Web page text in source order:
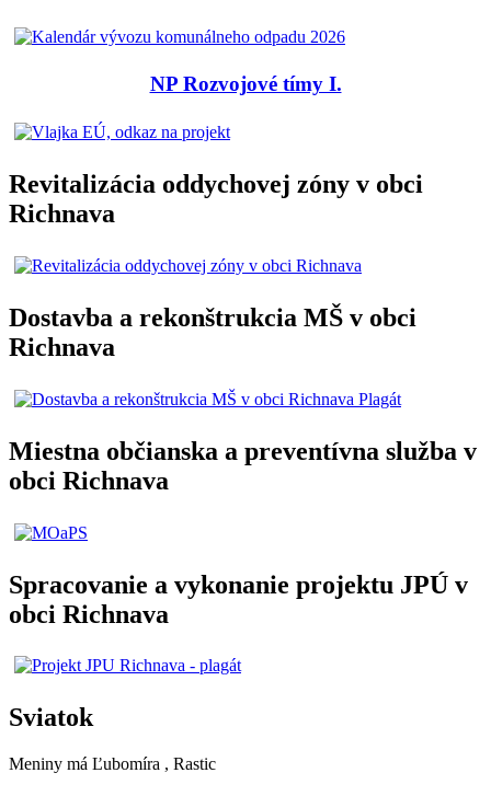
NP Rozvojové tímy I.
Revitalizácia oddychovej zóny v obci
Richnava
Dostavba a rekonštrukcia MŠ v obci
Richnava
Miestna občianska a preventívna služba v
obci Richnava
Spracovanie a vykonanie projektu JPÚ v
obci Richnava
Sviatok
Meniny má Ľubomíra , Rastic